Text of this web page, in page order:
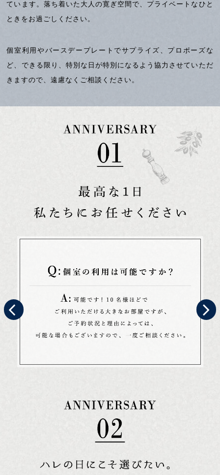
ています。落ち着いた大人の寛ぎ空間で、プライベートなひと
ときをお過ごしください。
個室利用やバースデープレートでサプライズ、プロポーズな
ど、できる限り、特別な日が特別になるよう協力させていただ
きますので、遠慮なくご相談ください。